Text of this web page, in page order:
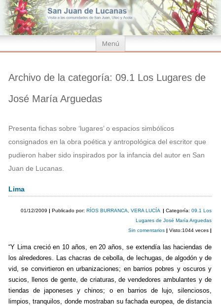
Menú
Ir
Archivo de la categoría: 09.1 Los Lugares de
José María Arguedas
Presenta fichas sobre ‘lugares’ o espacios simbólicos
consignados en la obra poética y antropológica del escritor que
pudieron haber sido inspirados por la infancia del autor en San
Juan de Lucanas.
Lima
01/12/2009 | Publicado por:RÍOS BURRANCA, VERA LUCÍA |Categoría:09.1 Los
Lugares de José María Arguedas
Sin comentarios| Visto:1044 veces|
“Y Lima creció en 10 años, en 20 años, se extendía las haciendas de
los alrededores. Las chacras de cebolla, de lechugas, de algodón y de
vid, se convirtieron en urbanizaciones; en barrios pobres y oscuros y
sucios, llenos de gente, de criaturas, de vendedores ambulantes y de
tiendas de japoneses y chinos; o en barrios de lujo, silenciosos,
limpios, tranquilos, donde mostraban su fachada europea, de distancia